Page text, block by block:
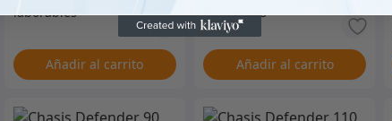
Añadir al carrito Añadir al carrito